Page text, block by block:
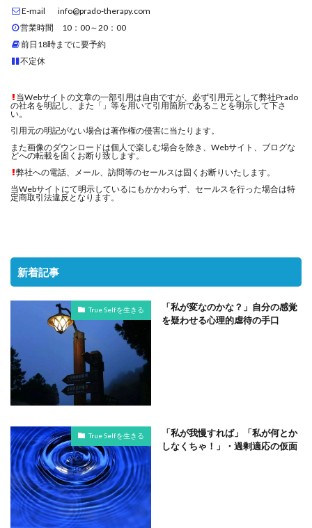
E-mail info@prado-therapy.com
営業時間 10：00～20：00
前日18時までに要予約
不定休
当Webサイトの文章の一部引用は自由ですが、必ず引用元として弊社Prado
の社名を明記し、また「」等を用いて引用箇所であることを明示して下さ
い。
引用元の明記がない場合は著作権の侵害に当たります。
また画像のダウンロードは個人で楽しむ場合を除き、Webサイト、ブログな
どへの転載を固くお断り致します。
弊社への電話、メール、訪問等のセールスは固くお断りいたします。
当Webサイトにて明示しているにもかかわらず、セールスを行った場合は特
定商取引法違反となります。
新着記事
True Selfを生きる
「私が変なのかな？」自分の感覚
を疑わせる心理的虐待の手口
True Selfを生きる
「私が我慢すれば」「私が何とか
しなくちゃ！」・過剰適応の仮面